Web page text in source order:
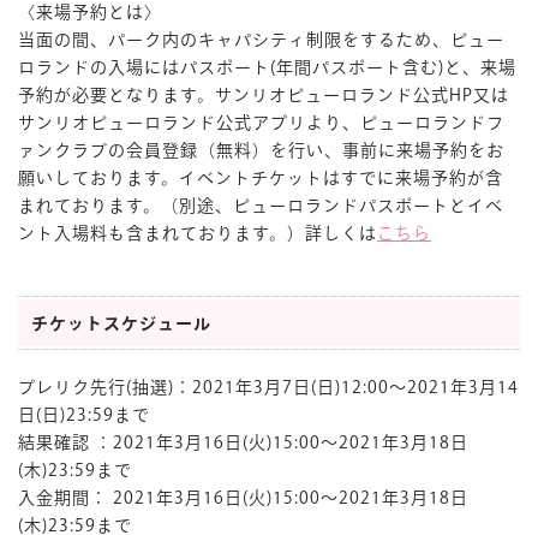
〈来場予約とは〉
当面の間、パーク内のキャパシティ制限をするため、ピュー
ロランドの入場にはパスポート(年間パスポート含む)と、来場
予約が必要となります。サンリオピューロランド公式HP又は
サンリオピューロランド公式アプリより、ピューロランドフ
ァンクラブの会員登録（無料）を行い、事前に来場予約をお
願いしております。イベントチケットはすでに来場予約が含
まれております。（別途、ピューロランドパスポートとイベ
ント入場料も含まれております。）詳しくは こちら
チケットスケジュール
プレリク先行(抽選)：2021年3月7日(日)12:00～2021年3月14
日(日)23:59まで
結果確認 ：2021年3月16日(火)15:00～2021年3月18日
(木)23:59まで
入金期間： 2021年3月16日(火)15:00～2021年3月18日
(木)23:59まで